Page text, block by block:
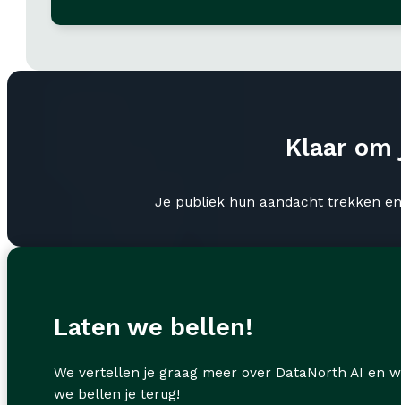
Klaar
Je publiek hun aandacht trekken
Laten we bellen!
We vertellen je graag meer over DataNorth AI en
we bellen je terug!